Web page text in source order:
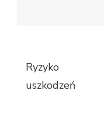
Ryzyko
uszkodzeń